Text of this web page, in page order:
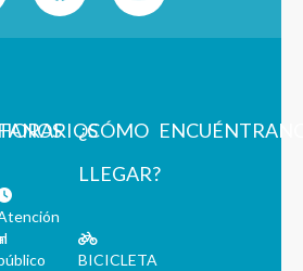
¿CÓMO
LLEGAR?
BICICLETA